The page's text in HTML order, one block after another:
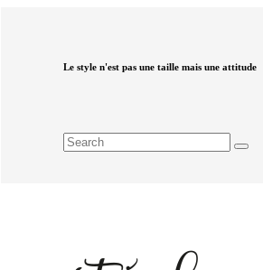
Le style n'est pas une taille mais une attitude